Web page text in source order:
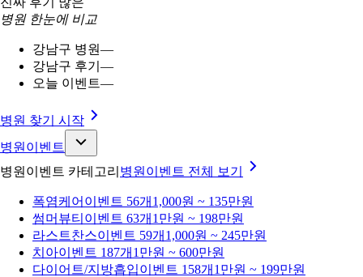
병원 한눈에 비교
강남구 병원—
강남구 후기 —
오늘 이벤트—
병원 찾기 시작
병원이벤트
병원이벤트 카테고리 병원이벤트 전체 보기
폭염케어 이벤트 56개 1,000원 ~ 135만원
썸머뷰티 이벤트 63개 1만원 ~ 198만원
라스트찬스이벤트 59개 1,000원 ~ 245만원
치아이벤트 187개 1만원 ~ 600만원
다이어트/지방흡입이벤트 158개 1만원 ~ 199만원